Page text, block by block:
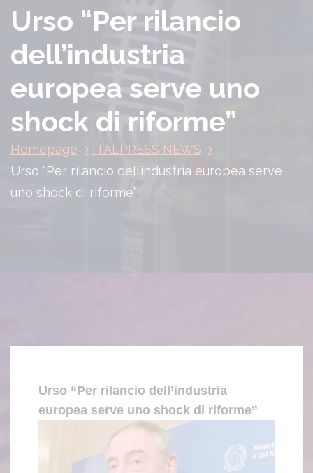
Urso “Per rilancio
dell’industria
europea serve uno
shock di riforme”
Homepage
ITALPRESS NEWS
Urso “Per rilancio dell’industria europea serve
uno shock di riforme”
Urso “Per rilancio dell’industria
europea serve uno shock di riforme”